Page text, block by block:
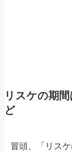
リスケの期
ど
冒頭、「リス